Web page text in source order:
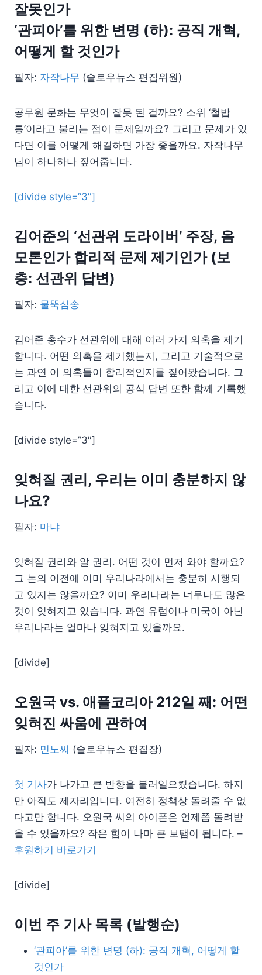
잘못인가
‘관피아’를 위한 변명 (하): 공직 개혁,
어떻게 할 것인가
필자: 자작나무 (슬로우뉴스 편집위원)
공무원 문화는 무엇이 잘못 된 걸까요? 소위 ‘철밥
통’이라고 불리는 점이 문제일까요? 그리고 문제가 있
다면 이를 어떻게 해결하면 가장 좋을까요. 자작나무
님이 하나하나 짚어줍니다.
[divide style=”3″]
김어준의 ‘선관위 도라이버’ 주장, 음
모론인가 합리적 문제 제기인가 (보
충: 선관위 답변)
필자: 물뚝심송
김어준 총수가 선관위에 대해 여러 가지 의혹을 제기
합니다. 어떤 의혹을 제기했는지, 그리고 기술적으로
는 과연 이 의혹들이 합리적인지를 짚어봤습니다. 그
리고 이에 대한 선관위의 공식 답변 또한 함께 기록했
습니다.
[divide style=”3″]
잊혀질 권리, 우리는 이미 충분하지 않
나요?
필자: 마냐
잊혀질 권리와 알 권리. 어떤 것이 먼저 와야 할까요?
그 논의 이전에 이미 우리나라에서는 충분히 시행되
고 있지는 않을까요? 이미 우리나라는 너무나도 많은
것이 잊혀지고 있습니다. 과연 유럽이나 미국이 아닌
우리나라는 얼마나 잊혀지고 있을까요.
[divide]
오원국 vs. 애플코리아 212일 째: 어떤
잊혀진 싸움에 관하여
필자: 민노씨 (슬로우뉴스 편집장)
첫 기사가 나가고 큰 반향을 불러일으켰습니다. 하지
만 아직도 제자리입니다. 여전히 정책상 돌려줄 수 없
다고만 합니다. 오원국 씨의 아이폰은 언제쯤 돌려받
을 수 있을까요? 작은 힘이 나마 큰 보탬이 됩니다. –
후원하기 바로가기
[divide]
이번 주 기사 목록 (발행순)
‘관피아’를 위한 변명 (하): 공직 개혁, 어떻게 할
것인가